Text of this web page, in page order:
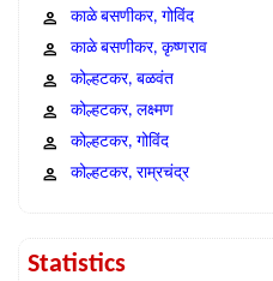
काळे बसणीकर, गोविंद
काळे बसणीकर, कृष्णराव
कोल्हटकर, बळवंत
कोल्हटकर, लक्ष्मण
कोल्हटकर, गोविंद
कोल्हटकर, राम्रचंद्र
Statistics